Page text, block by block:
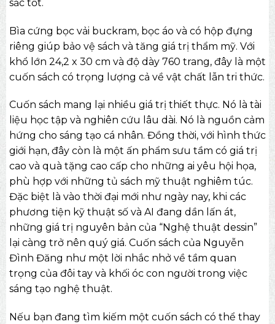
sắc tốt.
Bìa cứng bọc vải buckram, bọc áo và có hộp đựng
riêng giúp bảo vệ sách và tăng giá trị thẩm mỹ. Với
khổ lớn 24,2 x 30 cm và độ dày 760 trang, đây là một
cuốn sách có trọng lượng cả về vật chất lẫn tri thức.
Cuốn sách mang lại nhiều giá trị thiết thực. Nó là tài
liệu học tập và nghiên cứu lâu dài. Nó là nguồn cảm
hứng cho sáng tạo cá nhân. Đồng thời, với hình thức
giới hạn, đây còn là một ấn phẩm sưu tầm có giá trị
cao và quà tặng cao cấp cho những ai yêu hội họa,
phù hợp với những tủ sách mỹ thuật nghiêm túc.
Đặc biệt là vào thời đại mới như ngày nay, khi các
phương tiện kỹ thuật số và AI đang dần lấn át,
những giá trị nguyên bản của “Nghệ thuật dessin”
lại càng trở nên quý giá. Cuốn sách của Nguyễn
Đình Đăng như một lời nhắc nhở về tầm quan
trọng của đôi tay và khối óc con người trong việc
sáng tạo nghệ thuật.
Nếu bạn đang tìm kiếm một cuốn sách có thể thay